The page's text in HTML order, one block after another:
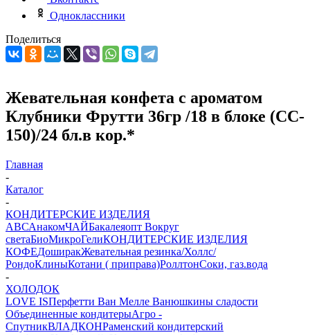
Одноклассники
Поделиться
Жевательная конфета с ароматом
Клубники Фрутти 36гр /18 в блоке (CC-
150)/24 бл.в кор.*
Главная
-
Каталог
-
КОНДИТЕРСКИЕ ИЗДЕЛИЯ
АВСАнакомЧАЙБакалеяопт Вокруг
светаБиоМикроГелиКОНДИТЕРСКИЕ ИЗДЕЛИЯ
КОФЕДоширакЖевательная резинка/Холлс/
РондоКлиныКотани ( приправа)РоллтонСоки, газ.вода
-
ХОЛОДОК
LOVE ISПерфетти Ван Мелле Ванюшкины сладости
Объединенные кондитерыАгро -
СпутникВЛАДКОНРаменский кондитерский